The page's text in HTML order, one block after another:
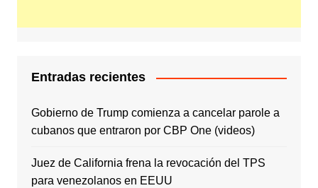
Entradas recientes
Gobierno de Trump comienza a cancelar parole a
cubanos que entraron por CBP One (videos)
Juez de California frena la revocación del TPS
para venezolanos en EEUU